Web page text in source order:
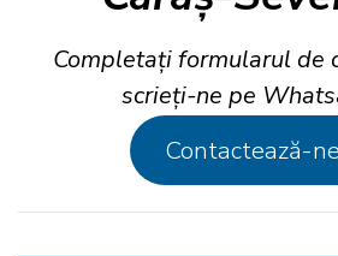
Completați formularul de
scrieți-ne pe
Contactează-ne